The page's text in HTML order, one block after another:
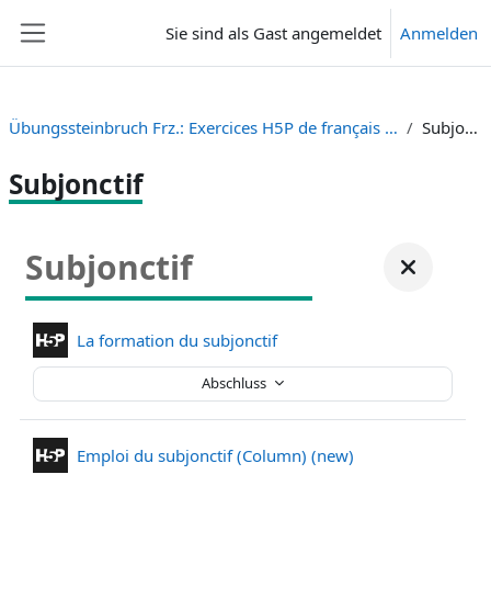
Sie sind als Gast angemeldet Anmelden
Übungssteinbruch Frz.: Exercices H5P de français (H5P Plugin) Subjonctif
Subjonctif
Subjonctif
La formation du subjonctif
Abschluss
Emploi du subjonctif (Column) (new)